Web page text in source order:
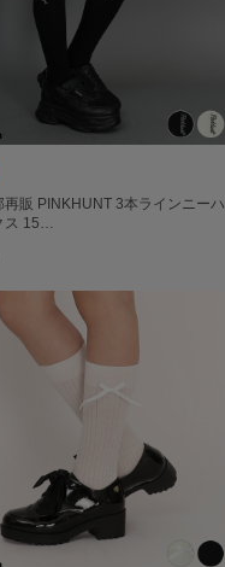
再販 PINKHUNT 3本ラインニーハ
ス 15…